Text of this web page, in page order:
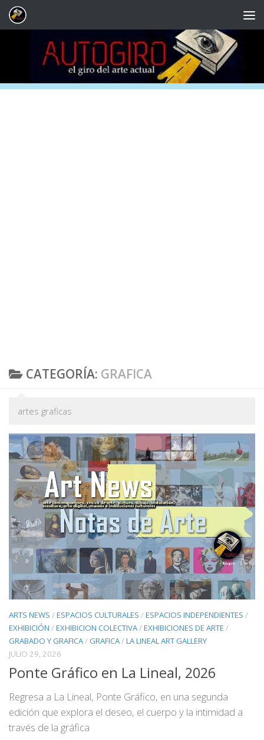
Saltar al contenido
CATEGORÍA: GRAFICA
artes graficas
ARTS NEWS /ESPACIOS CULTURALES /ESPACIOS INDEPENDIENTES /
EXHIBICIÓN /EXHIBICION COLECTIVA/EXHIBICIONES DE ARTE /
GRABADO Y GRAFICA/ GRAFICA/LA LINEAL ART GALLERY
JULIO 29, 2026
Ponte Gráfico en La Lineal, 2026
Regresa a La Lineal, Ponte Gráfico, en una segunda
edición que explora el deseo, el cuerpo y la intimidad a
través de la gráfica